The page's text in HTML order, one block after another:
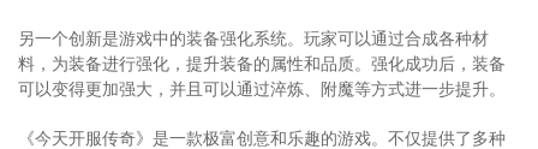
另一个创新是游戏中的装备强化系统。玩家可以通过合成各种材
料，为装备进行强化，提升装备的属性和品质。强化成功后，装备
可以变得更加强大，并且可以通过淬炼、附魔等方式进一步提升。
《今天开服传奇》是一款极富创意和乐趣的游戏。不仅提供了多种